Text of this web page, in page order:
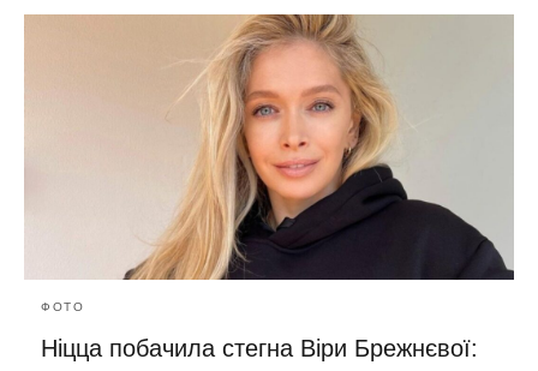
ФОТО
Ніцца побачила стегна Віри Брежнєвої: